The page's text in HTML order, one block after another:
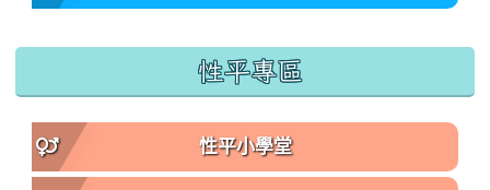
性平專區
性平小學堂